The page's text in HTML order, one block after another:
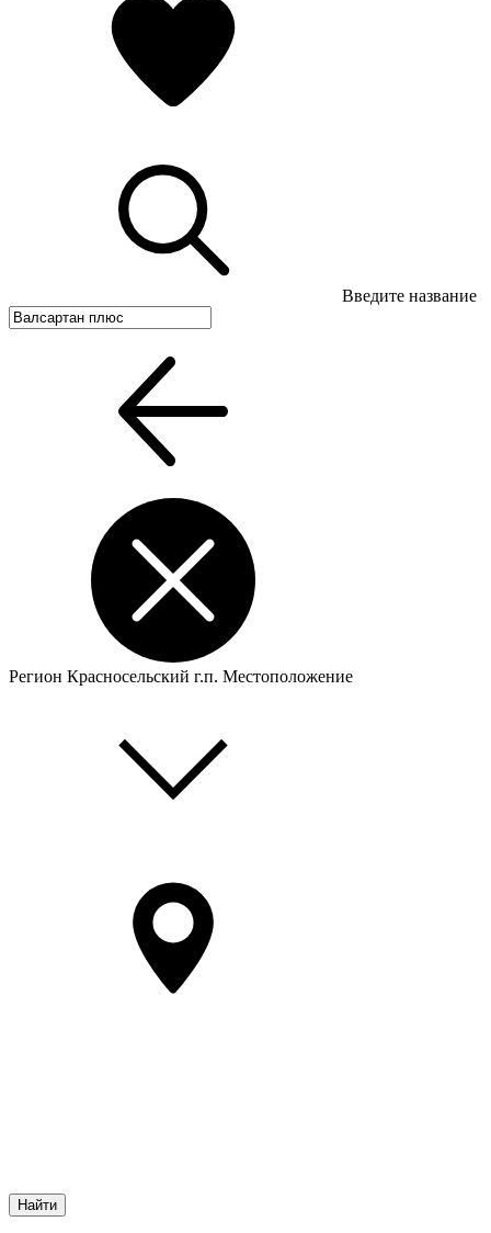
Введите название
Регион Красносельский г.п. Местоположение